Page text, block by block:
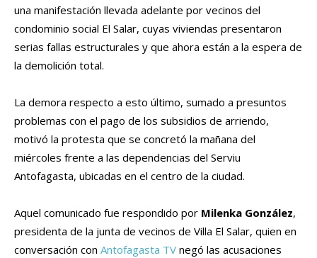
una manifestación llevada adelante por vecinos del
condominio social El Salar, cuyas viviendas presentaron
serias fallas estructurales y que ahora están a la espera de
la demolición total.
La demora respecto a esto último, sumado a presuntos
problemas con el pago de los subsidios de arriendo,
motivó la protesta que se concretó la mañana del
miércoles frente a las dependencias del Serviu
Antofagasta, ubicadas en el centro de la ciudad.
Aquel comunicado fue respondido por Milenka González,
presidenta de la junta de vecinos de Villa El Salar, quien en
conversación con Antofagasta TV negó las acusaciones